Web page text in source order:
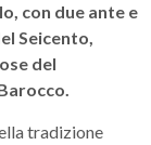
con due ante e
Seicento,
del
tradizione